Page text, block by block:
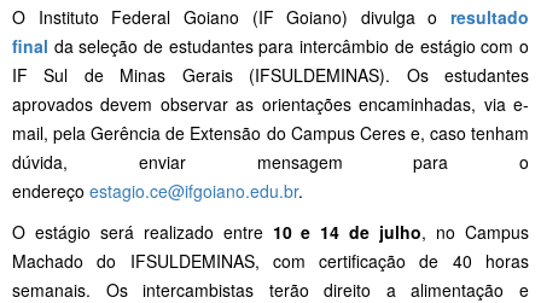
O Instituto Federal Goiano (IF Goiano) divulga o resultado
final da seleção de estudantes para intercâmbio de estágio com o
IF Sul de Minas Gerais (IFSULDEMINAS). Os estudantes
aprovados devem observar as orientações encaminhadas, via e-
mail, pela Gerência de Extensão do Campus Ceres e, caso tenham
dúvida, enviar mensagem para o
endereço estagio.ce@ifgoiano.edu.br.
O estágio será realizado entre 10 e 14 de julho, no Campus
Machado do IFSULDEMINAS, com certificação de 40 horas
semanais. Os intercambistas terão direito a alimentação e